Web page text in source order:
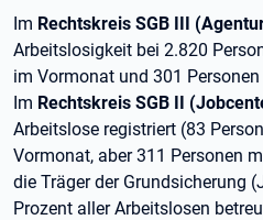
Im Rechtskreis SGB III
Arbeitslosigkeit bei 2.820
im Vormonat und 301
Im Rechtskreis SGB II
Arbeitslose registriert (83
Vormonat, aber 311 Personen
die Träger der Grundsicherung
Prozent aller Arbeitslosen